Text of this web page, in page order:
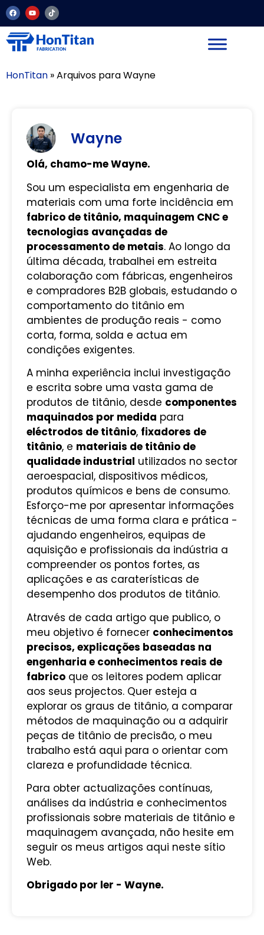
HonTitan »Arquivos para Wayne
Wayne
Olá, chamo-me Wayne.
Sou um especialista em engenharia de
materiais com uma forte incidência em
fabrico de titânio, maquinagem CNC e
tecnologias avançadas de
processamento de metais. Ao longo da
última década, trabalhei em estreita
colaboração com fábricas, engenheiros
e compradores B2B globais, estudando o
comportamento do titânio em
ambientes de produção reais - como
corta, forma, solda e actua em
condições exigentes.
A minha experiência inclui investigação
e escrita sobre uma vasta gama de
produtos de titânio, desde componentes
maquinados por medida para
eléctrodos de titânio, fixadores de
titânio, e materiais de titânio de
qualidade industrial utilizados no sector
aeroespacial, dispositivos médicos,
produtos químicos e bens de consumo.
Esforço-me por apresentar informações
técnicas de uma forma clara e prática -
ajudando engenheiros, equipas de
aquisição e profissionais da indústria a
compreender os pontos fortes, as
aplicações e as caraterísticas de
desempenho dos produtos de titânio.
Através de cada artigo que publico, o
meu objetivo é fornecer conhecimentos
precisos, explicações baseadas na
engenharia e conhecimentos reais de
fabrico que os leitores podem aplicar
aos seus projectos. Quer esteja a
explorar os graus de titânio, a comparar
métodos de maquinação ou a adquirir
peças de titânio de precisão, o meu
trabalho está aqui para o orientar com
clareza e profundidade técnica.
Para obter actualizações contínuas,
análises da indústria e conhecimentos
profissionais sobre materiais de titânio e
maquinagem avançada, não hesite em
seguir os meus artigos aqui neste sítio
Web.
Obrigado por ler - Wayne.